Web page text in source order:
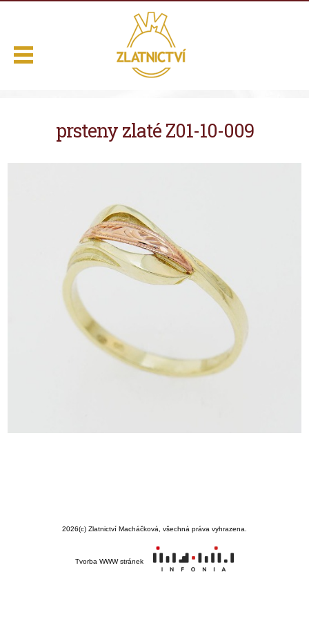
prsteny zlaté Z01-10-009
Domů
O nás
Kontakt
2026(c) Zlatnictví Macháčková, všechná práva vyhrazena.
Tvorba WWW stránek